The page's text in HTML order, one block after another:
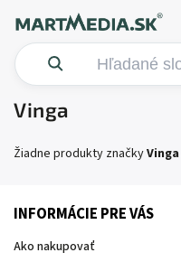
Vinga
Žiadne produkty značkyVinga
INFORMÁCIE PRE VÁS
Ako nakupovať